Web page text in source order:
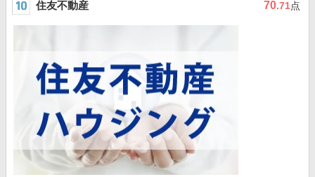
住友不動産 70.71点